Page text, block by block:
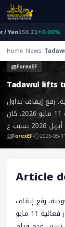
158.21+0.00%
Home News
ForexEF
‎Tadawul lifts
رفع إيقاف تداول
أسهم شركة روايس العابنة لل الاستثمار فعالية 11 مايو 2026. كان
ForexEF 2026-05-11
Article
رفع إيقاف
تداول أسهم شركة روايس العابنة لل الاستثمار فعالية 11 مايو